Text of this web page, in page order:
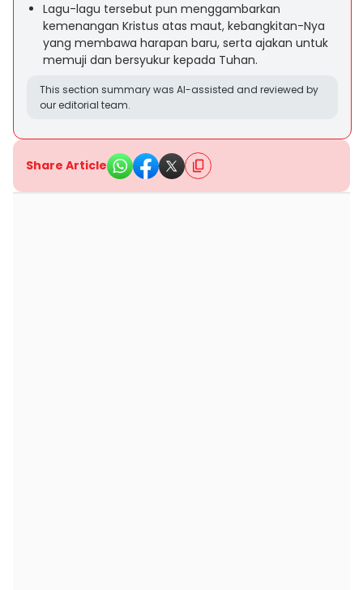
Lagu-lagu tersebut pun menggambarkan
kemenangan Kristus atas maut, kebangkitan-Nya
yang membawa harapan baru, serta ajakan untuk
memuji dan bersyukur kepada Tuhan.
This section summary was AI-assisted and reviewed by
our editorial team.
Share Article